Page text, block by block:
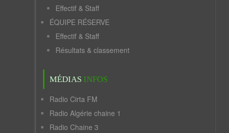
Effectif & Staff
ÉQUIPE RÉSERVE
Effectif & Staff
Résultats & classement
MÉDIAS INFOS
Radio Cirta FM
Radio Algérie chaine 1
Radio Chaine 3